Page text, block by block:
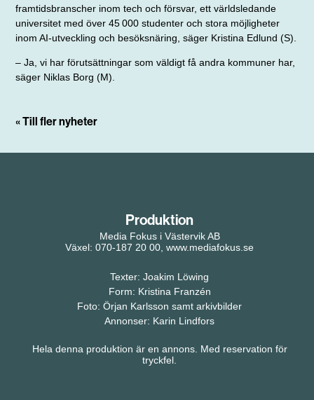
framtidsbranscher inom tech och försvar, ett världsledande
universitet med över 45 000 studenter och stora möjligheter
inom AI-utveckling och besöksnäring, säger Kristina Edlund (S).
– Ja, vi har förutsättningar som väldigt få andra kommuner har,
säger Niklas Borg (M).
« Till fler nyheter
Produktion
Media Fokus i Västervik AB
Växel: 070-187 20 00, www.mediafokus.se
Texter: Joakim Löwing
Form: Kristina Franzén
Foto: Örjan Karlsson samt arkivbilder
Annonser: Karin Lindfors
Hela denna produktion är en annons. Med reservation för
tryckfel.